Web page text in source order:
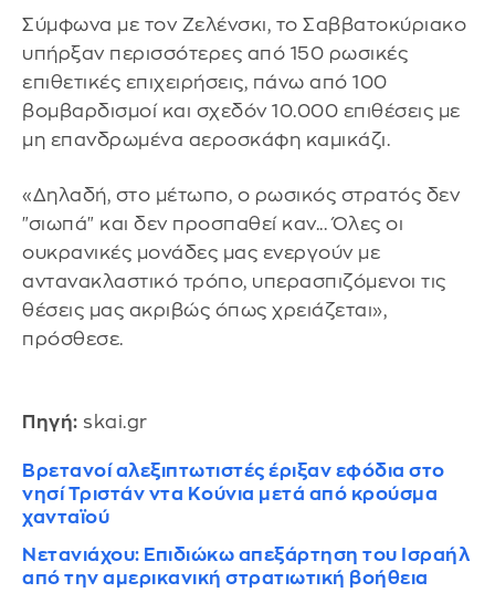
Σύμφωνα με τον Ζελένσκι, το Σαββατοκύριακο
υπήρξαν περισσότερες από 150 ρωσικές
επιθετικές επιχειρήσεις, πάνω από 100
βομβαρδισμοί και σχεδόν 10.000 επιθέσεις με
μη επανδρωμένα αεροσκάφη καμικάζι.
«Δηλαδή, στο μέτωπο, ο ρωσικός στρατός δεν
"σιωπά" και δεν προσπαθεί καν... Όλες οι
ουκρανικές μονάδες μας ενεργούν με
αντανακλαστικό τρόπο, υπερασπιζόμενοι τις
θέσεις μας ακριβώς όπως χρειάζεται»,
πρόσθεσε.
Πηγή: skai.gr
Βρετανοί αλεξιπτωτιστές έριξαν εφόδια στο
νησί Τριστάν ντα Κούνια μετά από κρούσμα
χανταϊού
Νετανιάχου: Επιδιώκω απεξάρτηση του Ισραήλ
από την αμερικανική στρατιωτική βοήθεια